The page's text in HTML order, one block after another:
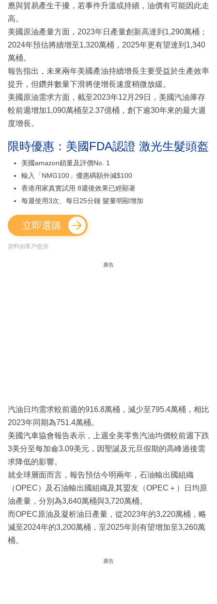
應與貿易產生干擾，若事件升溫或持續，油價有可能因此走
高。
美國原油產量方面，2023年日產量創新高達到1,290萬桶；
2024年預估將續增至1,320萬桶，2025年更有望達到1,340
萬桶。
報告指出，未來兩年美國產油持續增長主要受益於生產效率
提升，但鑽井數量下滑將使增長速度稍微放緩。
美國原油需求方面，截至2023年12月29日，美國汽油庫存
較前週增加1,090萬桶至2.37億桶，創下逾30年來的最大週
度增長。
限時優惠：美國FDA認證 激光生髮頭盔
美國amazon鎖量及評價No. 1
輸入「NMG100」優惠碼額外減$100
香港用家真實試用 8週後效果已經顯著
每週使用3次、每日25分鐘 髮量明顯增加
立即選購
資料由客戶提供
廣告
汽油日均需求較前週的916.8萬桶，減少至795.4萬桶，相比
2023年同期為751.4萬桶。
美國汽車協會報告表示，上週全美零售汽油均價較前週下跌
3美分至每加侖3.09美元，因聖誕及元旦假期的高峰過後需
求降低的影響。
就全球層面而言，報告預估今明兩年，石油輸出國組織
（OPEC）及石油輸出國組織及其盟友（OPEC＋）日均原
油產量，分別為3,640萬桶與3,720萬桶。
而OPEC原油及凝析油日產量，從2023年的3,220萬桶，略
減至2024年的3,200萬桶，至2025年則有望增加至3,260萬
桶。
廣告